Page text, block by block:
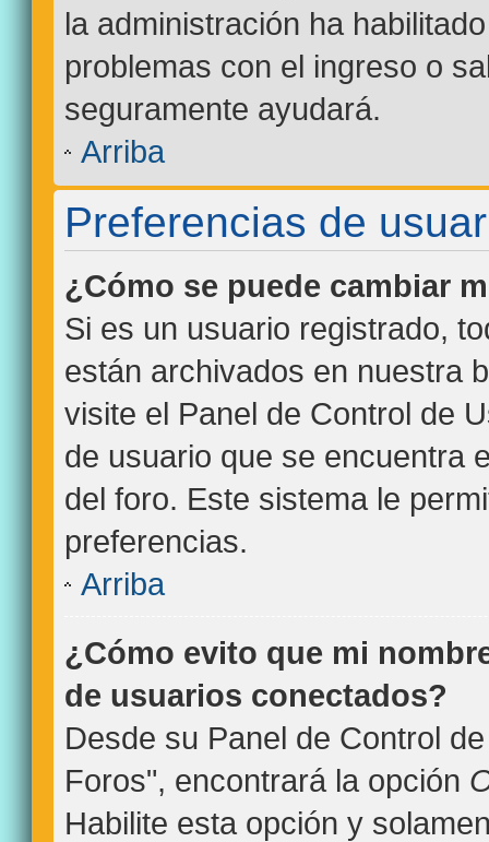
la administración ha
problemas con el ingreso o
seguramente ayudará.
Arriba
Preferencias de
¿Cómo se puede cambiar
Si es un usuario registrado,
están archivados en nuestra
visite el Panel de Control de
de usuario que se encuentra
del foro. Este sistema le
preferencias.
Arriba
¿Cómo evito que mi
de usuarios conectados?
Desde su Panel de Control
Foros", encontrará la opción
Habilite esta opción y